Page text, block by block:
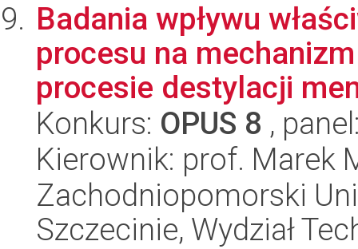
Badania wpływu
procesu na
procesie destylacji
Konkurs: OPUS 8 ,
Kierownik: prof. Marek
Zachodniopomorski
Szczecinie, Wydział